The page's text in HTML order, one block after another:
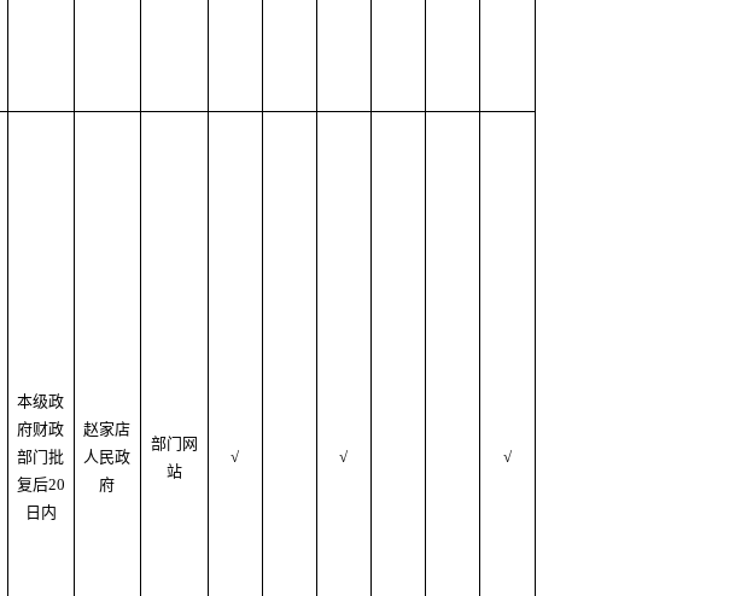
本级政
府财政
部门批
复后20
日内
赵家店
人民政
府
部门网
站
√ √ √